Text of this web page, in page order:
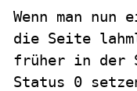
Wenn man
die Seite
früher in der
Status 0